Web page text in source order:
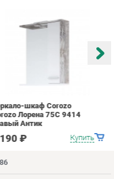
Купить